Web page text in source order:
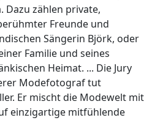
zählen private,
Freunde und
Sängerin Björk, oder
Familie und seines
Heimat. ... Die Jury
Modefotograf tut
Er mischt die Modewelt mit
einzigartige mitfühlende